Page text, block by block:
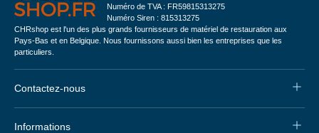
Numéro de TVA : FR59815313275
Numéro Siren : 815313275
CHRshop est l'un des plus grands fournisseurs de matériel de restauration aux
Pays-Bas et en Belgique. Nous fournissons aussi bien les entreprises que les
particuliers.
Contactez-nous
Informations